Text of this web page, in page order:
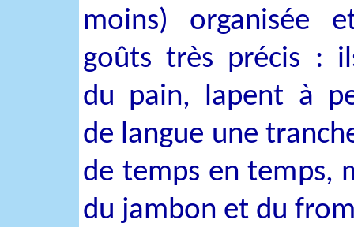
moins) organisée
goûts très précis :
du pain, lapent à
de langue une
de temps en temps,
du jambon et du